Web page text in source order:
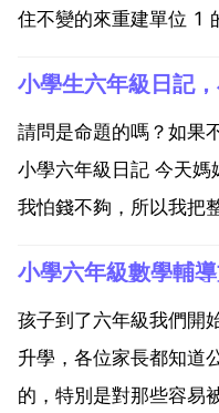
住不變的來重建單位 1
以原班人數為單位 1 的
19 19 1...
小學生六年級日記
請問是命題的嗎？如果
小學六年級日記 今天媽
我怕錢不夠，所以我把
振有詞的說到。好，快
後一行上找9冰糖和醋
孩子到了六年級我們開
升學，各位家長都知道
的，特別是對那些容易